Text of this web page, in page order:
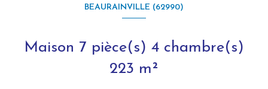
BEAURAINVILLE (62990)
Maison 7 pièce(s) 4 chambre(s)
223 m²